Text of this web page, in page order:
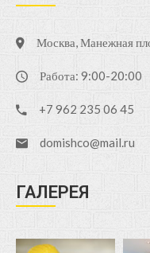
Москва, Манежная
Работа: 9:00-20:00
+7 962 235 06 45
domishco@mail.ru
ГАЛЕРЕЯ